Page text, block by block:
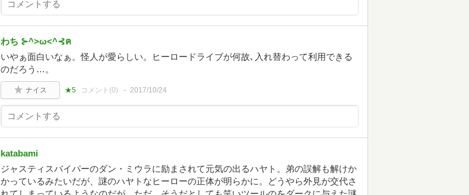
わち ⊱^>ω<^⊰ฅ
いやぁ面白いなぁ。怪人が愛らしい。ヒーロードライブが何故､入れ替わって利用できる
のだろう…。
ナイス ★5 コメント(0) 2017/10/24
katabami
ジャスティスバイパーのダン・ミウラに励まされて元気の出るハヤト。弟の誤解も解けか
かっているみたいだが、謎のハヤトなヒーローの正体が明らかに。どうやら外見が交代さ